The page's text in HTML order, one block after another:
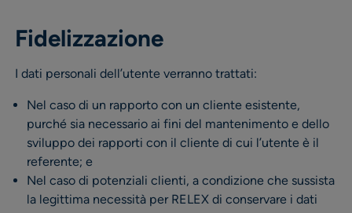
Fidelizzazione
I dati personali dell’utente verranno trattati:
Nel caso di un rapporto con un cliente esistente,
purché sia necessario ai fini del mantenimento e dello
sviluppo dei rapporti con il cliente di cui l’utente è il
referente; e
Nel caso di potenziali clienti, a condizione che sussista
la legittima necessità per RELEX di conservare i dati